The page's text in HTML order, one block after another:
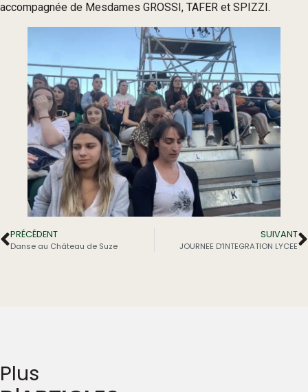
accompagnée de Mesdames GROSSI, TAFER et SPIZZI.
PRÉCÉDENT
Danse au Château de Suze
SUIVANT
JOURNEE D’INTEGRATION LYCEE
Plus